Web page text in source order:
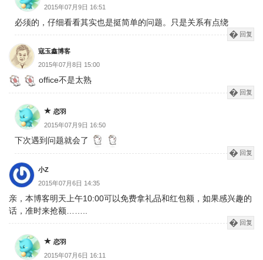
2015年07月9日 16:51
必须的，仔细看看其实也是挺简单的问题。只是关系有点绕
回复
寇玉鑫博客
2015年07月8日 15:00
office不是太熟
回复
恋羽
2015年07月9日 16:50
下次遇到问题就会了
回复
小Z
2015年07月6日 14:35
亲，本博客明天上午10:00可以免费拿礼品和红包额，如果感兴趣的
话，准时来抢额……..
回复
恋羽
2015年07月6日 16:11